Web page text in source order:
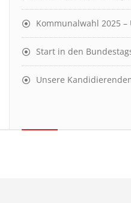
Kommunalwahl 2025
Start in den
Unsere